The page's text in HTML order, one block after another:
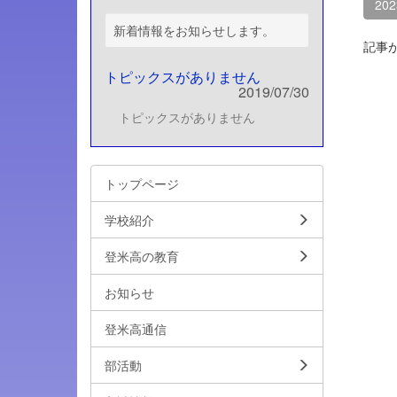
記事
新着情報をお知らせします。
トピックスがありません
2019/07/30
トピックスがありません
トップページ
学校紹介
登米高の教育
お知らせ
登米高通信
部活動